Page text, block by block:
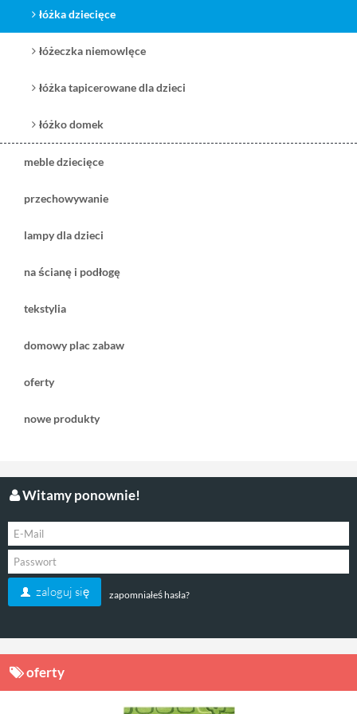
łóżka dziecięce
łóżeczka niemowlęce
łóżka tapicerowane dla dzieci
łóżko domek
meble dziecięce
przechowywanie
lampy dla dzieci
na ścianę i podłogę
tekstylia
domowy plac zabaw
oferty
nowe produkty
Witamy ponownie!
zaloguj się zapomniałeś hasła?
oferty